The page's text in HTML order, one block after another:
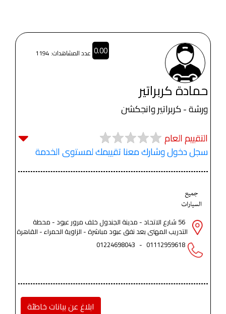
حمادة كربراتير
ورشة - كربراتير وانجكشن
التقييم العام
سجل دخول وشارك معنا تقييمك لمستوى الخدمة
56 شارع الاتحاد - مدينة الجندول خلف مرور عبود - محطة
التدريب المهنى بعد نفق عبود مباشرة - الزاوية الحمراء - القاهرة
01112959618
-
01224698043
ابلاغ عن بيانات خاطئة
0.00 عدد المشاهدات: 1194